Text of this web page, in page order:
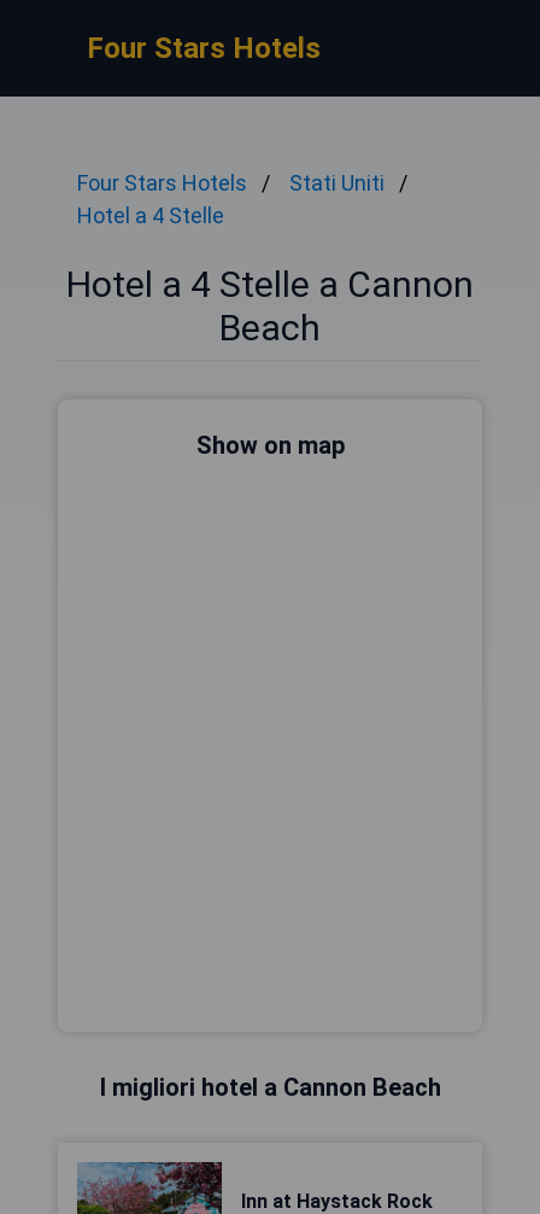
Four Stars Hotels
Four Stars Hotels
Stati Uniti
Hotel a 4 Stelle
Hotel a 4 Stelle a Cannon
Beach
Show on map
I migliori hotel a Cannon Beach
Inn at Haystack Rock